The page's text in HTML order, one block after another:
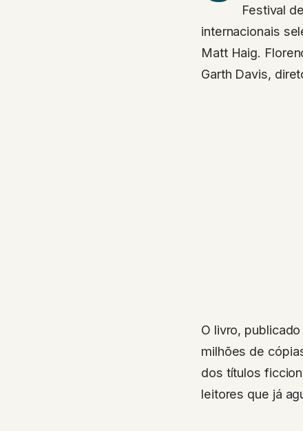
Festival
internacionais
Matt Haig.
Garth Davis,
O livro,
milhões de
dos títulos
leitores que já